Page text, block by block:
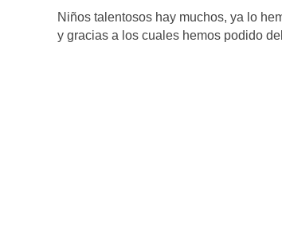
Niños talentosos hay muchos, ya lo
y gracias a los cuales hemos podido